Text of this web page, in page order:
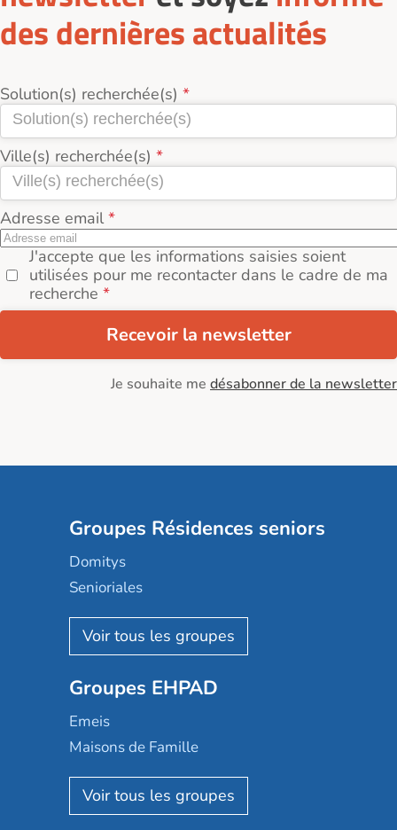
des dernières actualités
Solution(s) recherchée(s)
Ville(s) recherchée(s)
Adresse email
J'accepte que les informations saisies soient
utilisées pour me recontacter dans le cadre de ma
recherche
Recevoir la newsletter
Je souhaite me désabonner de la newsletter
Groupes Résidences seniors
Domitys
Senioriales
Nohée
Les Résidentiels
Mobicap
Domusvi
Happy Senior
Aquarelia
Nexity edenea
Groupes EHPAD
Emeis
Maisons de Famille
Korian
Emera